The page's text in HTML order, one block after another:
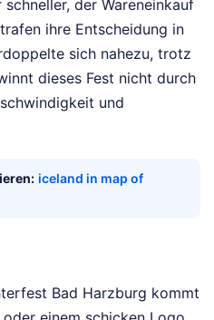
der Wareneinkauf
ihre Entscheidung in
sich nahezu, trotz
dieses Fest nicht durch
und
iceland in map of
Bad Harzburg kommt